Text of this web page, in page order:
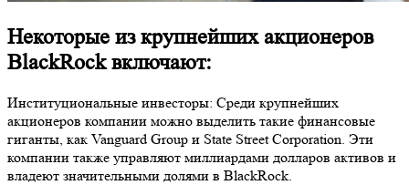
Некоторые из крупнейших акционеров
BlackRock включают:
Институциональные инвесторы: Среди крупнейших
акционеров компании можно выделить такие финансовые
гиганты, как Vanguard Group и State Street Corporation. Эти
компании также управляют миллиардами долларов активов и
владеют значительными долями в BlackRock.